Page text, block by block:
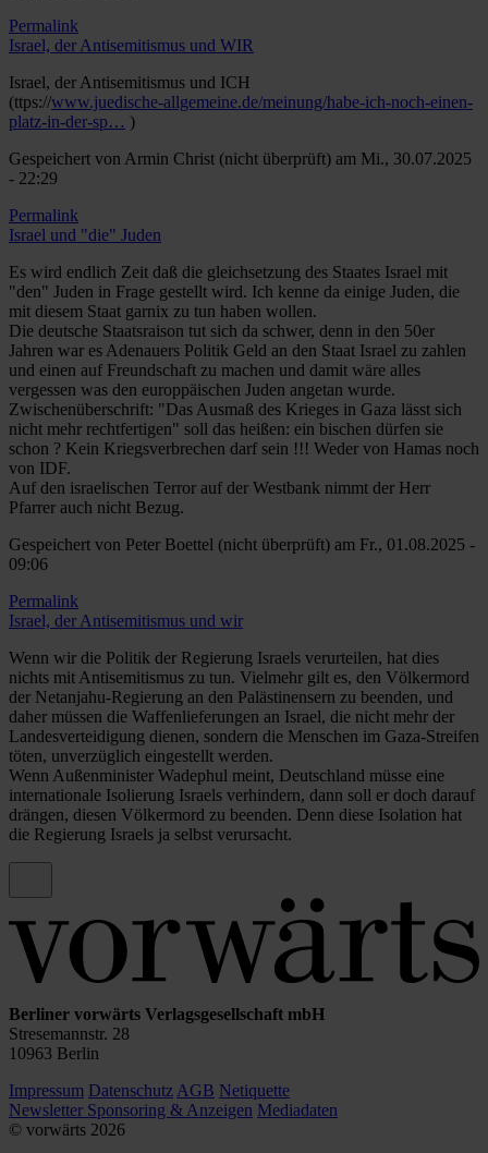
Permalink
Israel, der Antisemitismus und WIR
Israel, der Antisemitismus und ICH
(ttps://www.juedische-allgemeine.de/meinung/habe-ich-noch-einen-
platz-in-der-sp… )
Gespeichert von Armin Christ (nicht überprüft) am Mi., 30.07.2025
- 22:29
Permalink
Israel und "die" Juden
Es wird endlich Zeit daß die gleichsetzung des Staates Israel mit
"den" Juden in Frage gestellt wird. Ich kenne da einige Juden, die
mit diesem Staat garnix zu tun haben wollen.
Die deutsche Staatsraison tut sich da schwer, denn in den 50er
Jahren war es Adenauers Politik Geld an den Staat Israel zu zahlen
und einen auf Freundschaft zu machen und damit wäre alles
vergessen was den europpäischen Juden angetan wurde.
Zwischenüberschrift: "Das Ausmaß des Krieges in Gaza lässt sich
nicht mehr rechtfertigen" soll das heißen: ein bischen dürfen sie
schon ? Kein Kriegsverbrechen darf sein !!! Weder von Hamas noch
von IDF.
Auf den israelischen Terror auf der Westbank nimmt der Herr
Pfarrer auch nicht Bezug.
Gespeichert von Peter Boettel (nicht überprüft) am Fr., 01.08.2025 -
09:06
Permalink
Israel, der Antisemitismus und wir
Wenn wir die Politik der Regierung Israels verurteilen, hat dies
nichts mit Antisemitismus zu tun. Vielmehr gilt es, den Völkermord
der Netanjahu-Regierung an den Palästinensern zu beenden, und
daher müssen die Waffenlieferungen an Israel, die nicht mehr der
Landesverteidigung dienen, sondern die Menschen im Gaza-Streifen
töten, unverzüglich eingestellt werden.
Wenn Außenminister Wadephul meint, Deutschland müsse eine
internationale Isolierung Israels verhindern, dann soll er doch darauf
drängen, diesen Völkermord zu beenden. Denn diese Isolation hat
die Regierung Israels ja selbst verursacht.
Berliner vorwärts Verlagsgesellschaft mbH
Stresemannstr. 28
10963 Berlin
Impressum Datenschutz AGB Netiquette
Newsletter Sponsoring & Anzeigen Mediadaten
© vorwärts 2026